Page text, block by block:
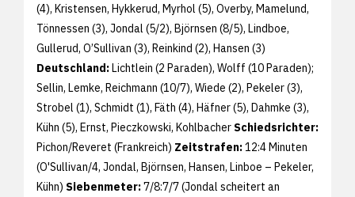
(4), Kristensen, Hykkerud, Myrhol (5), Overby, Mamelund,
Tönnessen (3), Jondal (5/2), Björnsen (8/5), Lindboe,
Gullerud, O’Sullivan (3), Reinkind (2), Hansen (3)
Deutschland:Lichtlein (2 Paraden), Wolff (10 Paraden);
Sellin, Lemke, Reichmann (10/7), Wiede (2), Pekeler (3),
Strobel (1), Schmidt (1), Fäth (4), Häfner (5), Dahmke (3),
Kühn (5), Ernst, Pieczkowski, Kohlbacher Schiedsrichter:
Pichon/Reveret (Frankreich) Zeitstrafen:12:4 Minuten
(O'Sullivan/4, Jondal, Björnsen, Hansen, Linboe – Pekeler,
Kühn) Siebenmeter:7/8:7/7 (Jondal scheitert an